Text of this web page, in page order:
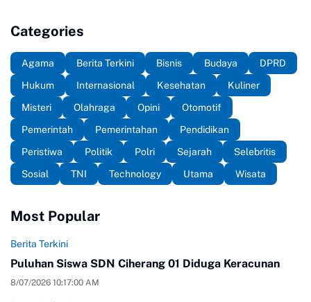
Categories
Agama Berita Terkini Bisnis Budaya
DPRD
Hukum
Internasional Kesehatan
Kuliner
Misteri
Olahraga Opini
Otomotif
Pemerintah
Pemerintahan
Pendidikan
Peristiwa
Politik Polri Sejarah
Selebritis
Sosial
TNI Technology Utama Wisata
Most Popular
Berita Terkini
Puluhan Siswa SDN Ciherang 01 Diduga Keracunan
8/07/2026 10:17:00 AM